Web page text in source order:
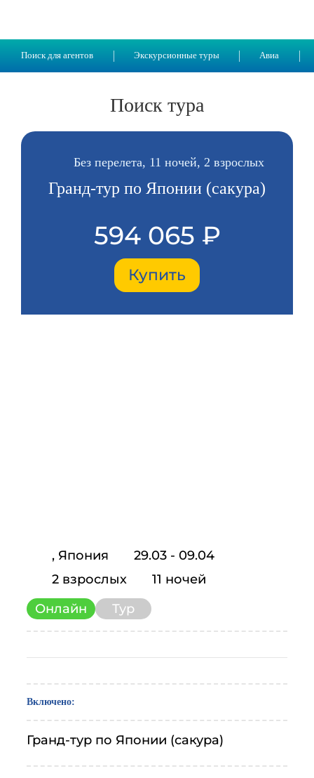
Поиск для агентов Экскурсионные туры Авиа
Поиск тура
Без перелета, 11 ночей, 2 взрослых
Гранд-тур по Японии (сакура)
594 065 ₽
Купить
, Япония
29.03 - 09.04
2 взрослых
11 ночей
Онлайн
Тур
Включено:
Гранд-тур по Японии (сакура)